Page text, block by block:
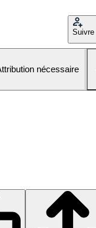
Suivre
nécessaire